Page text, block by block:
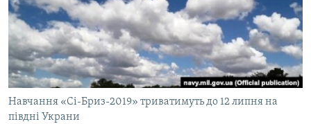
ДЕПОРТАЦІЯ
ВІДЕОУРОКИ «ELIFBE»
СВІДЧЕННЯ ОКУПАЦІЇ
УКРАЇНСЬКА ПРОБЛЕМА КРИМУ
ІНФОГРАФІКА
ЯК ОБІЙТИ БЛОКУВАННЯ
Русский
Qırımtatar
ДОЛУЧАЙСЯ!
Навчання «Сі-Бриз-2019» триватимуть до 12 липня на
півдні Украни